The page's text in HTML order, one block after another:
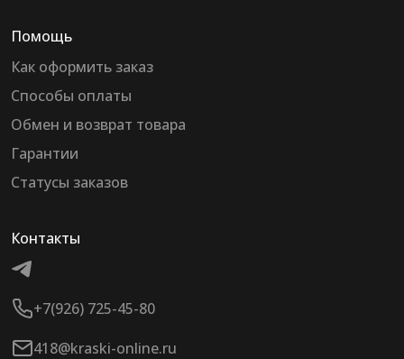
Помощь
Как оформить заказ
Способы оплаты
Обмен и возврат товара
Гарантии
Статусы заказов
Контакты
+7(926) 725-45-80
418@kraski-online.ru